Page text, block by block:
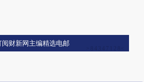
阅财新网主编精选电邮